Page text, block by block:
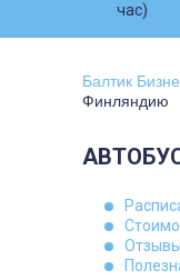
час)
Балтик
Финляндию
Отзывы